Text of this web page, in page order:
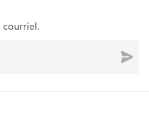
courriel.
Envoyer